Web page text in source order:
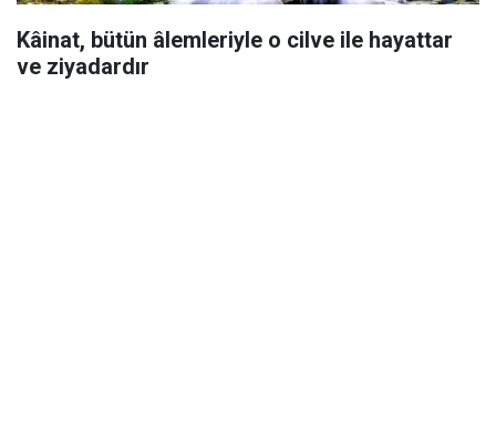
Kâinat, bütün âlemleriyle o cilve ile hayattar
ve ziyadardır